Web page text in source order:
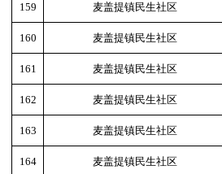
159 麦盖提镇民生社区
160 麦盖提镇民生社区
161 麦盖提镇民生社区
162 麦盖提镇民生社区
163 麦盖提镇民生社区
164 麦盖提镇民生社区